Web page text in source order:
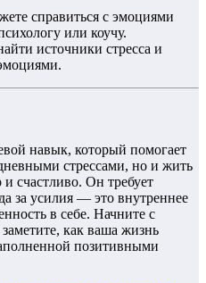
справиться с эмоциями
или коучу.
источники стресса и
навык, который помогает
стрессами, но и жить
счастливо. Он требует
за усилия — это внутреннее
в себе. Начните с
как ваша жизнь
позитивными